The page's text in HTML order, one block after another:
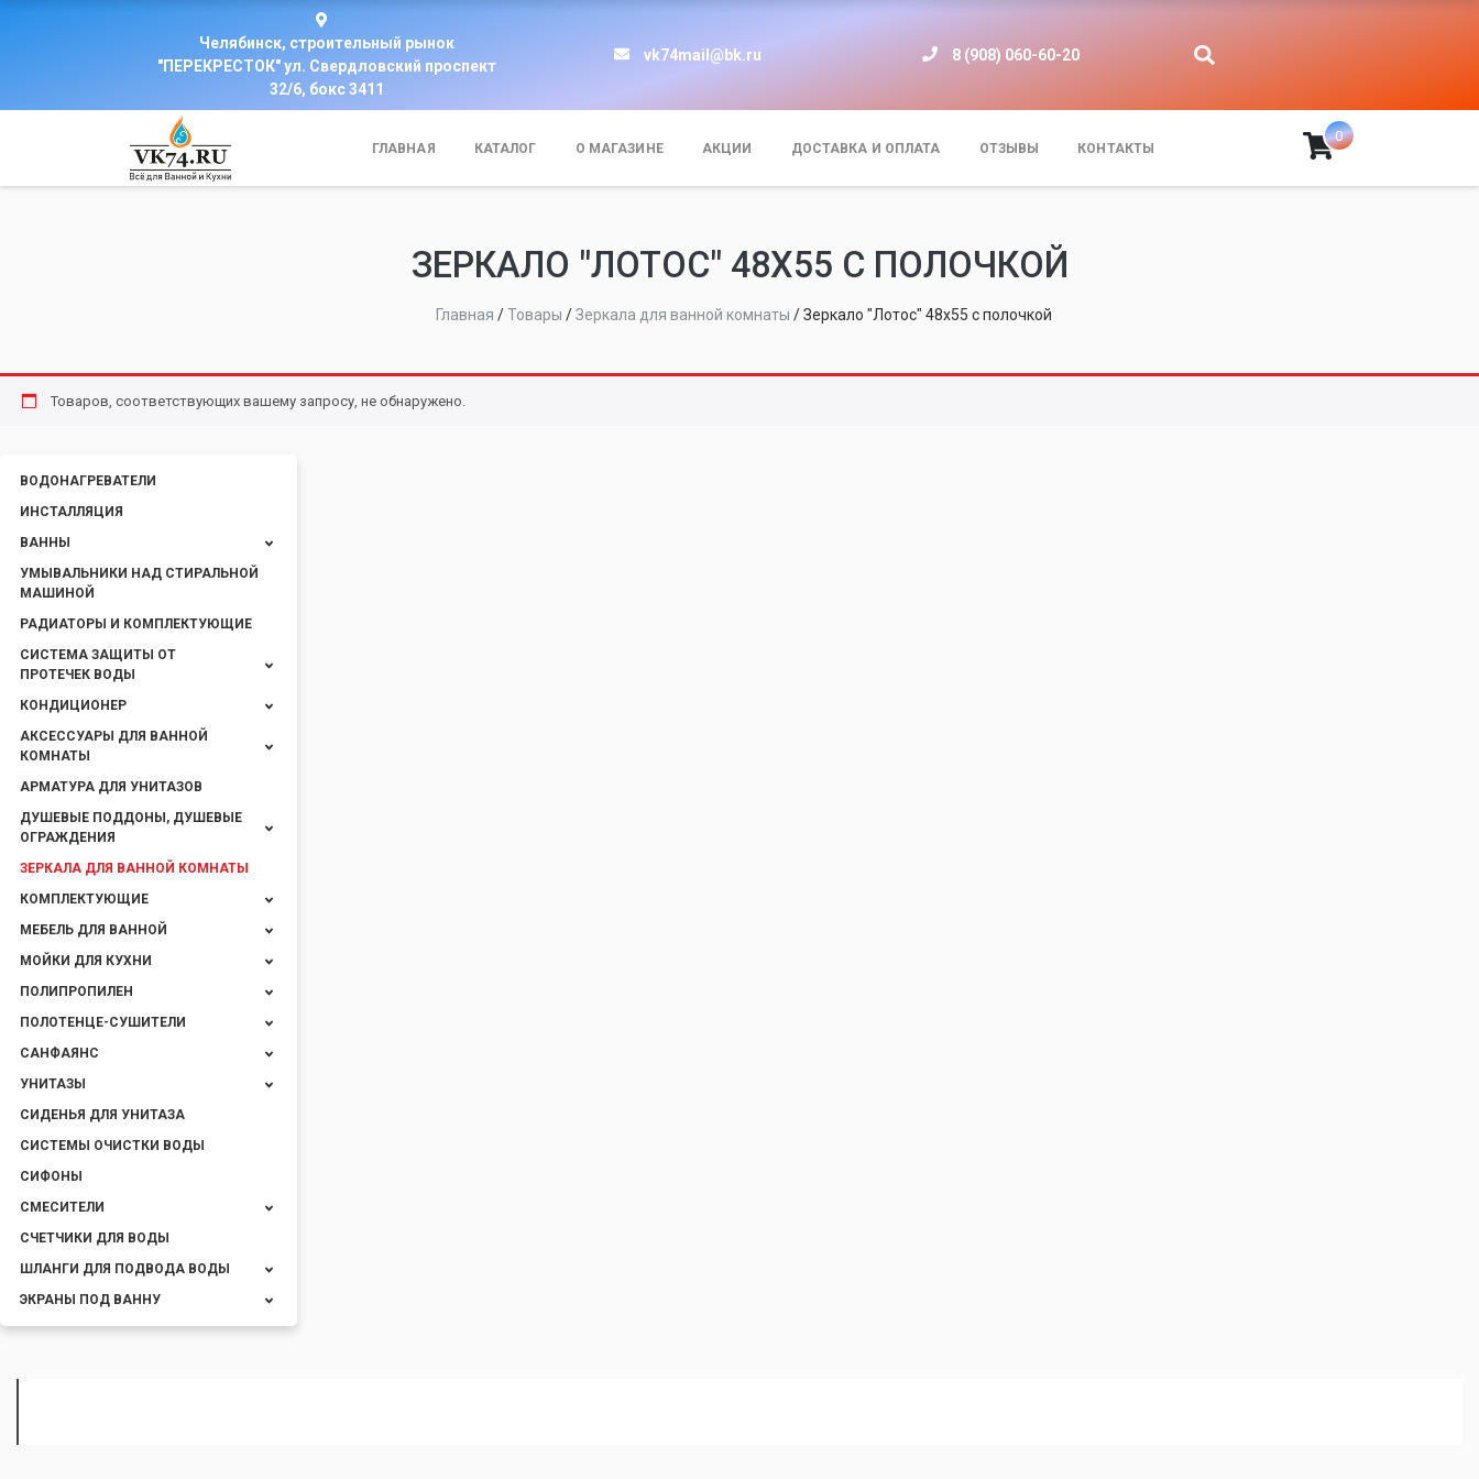
Челябинск, строительный рынок
"ПЕРЕКРЕСТОК" ул. Свердловский проспект
32/6, бокс 3411
vk74mail@bk.ru 8 (908) 060-60-20
ГЛАВНАЯ КАТАЛОГ О МАГАЗИНЕ АКЦИИ ДОСТАВКА И ОПЛАТА ОТЗЫВЫ КОНТАКТЫ
0
ЗЕРКАЛО "ЛОТОС" 48X55 С ПОЛОЧКОЙ
Главная /Товары /Зеркала для ванной комнаты /Зеркало "Лотос" 48x55 с полочкой
Товаров, соответствующих вашему запросу, не обнаружено.
ВОДОНАГРЕВАТЕЛИ
ИНСТАЛЛЯЦИЯ
ВАННЫ
УМЫВАЛЬНИКИ НАД СТИРАЛЬНОЙ
МАШИНОЙ
РАДИАТОРЫ И КОМПЛЕКТУЮЩИЕ
СИСТЕМА ЗАЩИТЫ ОТ
ПРОТЕЧЕК ВОДЫ
КОНДИЦИОНЕР
АКСЕССУАРЫ ДЛЯ ВАННОЙ
КОМНАТЫ
АРМАТУРА ДЛЯ УНИТАЗОВ
ДУШЕВЫЕ ПОДДОНЫ, ДУШЕВЫЕ
ОГРАЖДЕНИЯ
ЗЕРКАЛА ДЛЯ ВАННОЙ КОМНАТЫ
КОМПЛЕКТУЮЩИЕ
МЕБЕЛЬ ДЛЯ ВАННОЙ
МОЙКИ ДЛЯ КУХНИ
ПОЛИПРОПИЛЕН
ПОЛОТЕНЦЕ-СУШИТЕЛИ
САНФАЯНС
УНИТАЗЫ
СИДЕНЬЯ ДЛЯ УНИТАЗА
СИСТЕМЫ ОЧИСТКИ ВОДЫ
СИФОНЫ
СМЕСИТЕЛИ
СЧЕТЧИКИ ДЛЯ ВОДЫ
ШЛАНГИ ДЛЯ ПОДВОДА ВОДЫ
ЭКРАНЫ ПОД ВАННУ